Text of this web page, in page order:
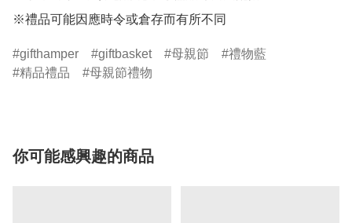
※禮品可能因應時令或倉存而有所不同
gifthamper giftbasket 母親節
禮物藍
精品禮品
母親節禮物
你可能感興趣的商品